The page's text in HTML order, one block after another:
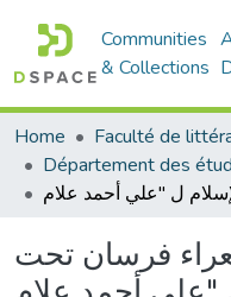
Communities
& Collections
Home
فرسان تحت